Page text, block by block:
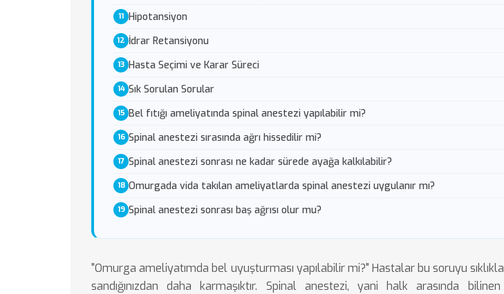
Hipotansiyon
İdrar Retansiyonu
Hasta Seçimi ve Karar Süreci
Sık Sorulan Sorular
Bel fıtığı ameliyatında spinal anestezi yapılabilir mi?
Spinal anestezi sırasında ağrı hissedilir mi?
Spinal anestezi sonrası ne kadar sürede ayağa kalkılabilir?
Omurgada vida takılan ameliyatlarda spinal anestezi uygulanır mı?
Spinal anestezi sonrası baş ağrısı olur mu?
"Omurga ameliyatımda bel uyuşturması yapılabilir mi?" Hastalar bu soruyu
sandığınızdan daha karmaşıktır. Spinal anestezi, yani halk arasında